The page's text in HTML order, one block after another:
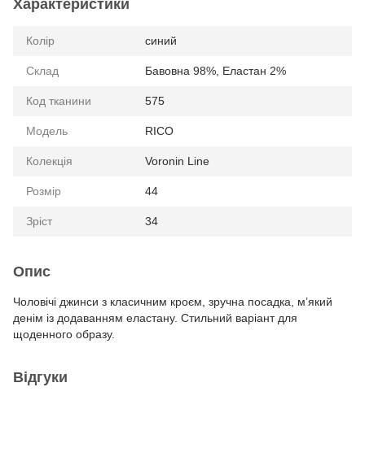
Характеристики
Колір синий
Склад Бавовна 98%, Еластан 2%
Код тканини 575
Модель RICO
Колекція Voronin Line
Розмір 44
Зріст 34
Опис
Чоловічі джинси з класичним кроєм, зручна посадка, м’який
денім із додаванням еластану. Стильний варіант для
щоденного образу.
Відгуки